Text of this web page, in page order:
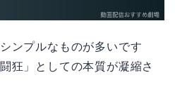
ンプルなものが多いです
狂」としての本質が凝縮さ